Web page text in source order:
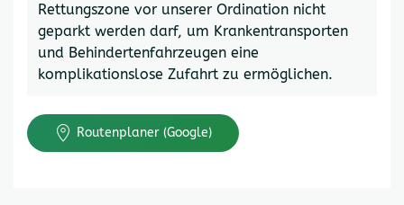
Rettungszone vor unserer Ordination nicht
geparkt werden darf, um Krankentransporten
und Behindertenfahrzeugen eine
komplikationslose Zufahrt zu ermöglichen.
Routenplaner (Google)